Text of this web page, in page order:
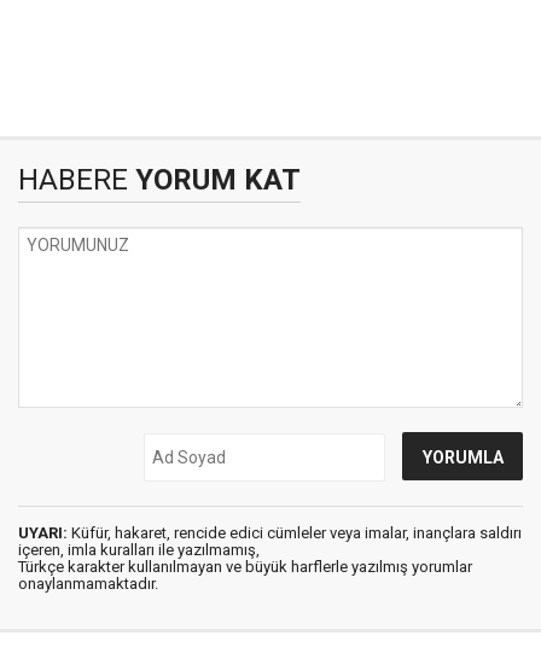
HABERE YORUM KAT
UYARI: Küfür, hakaret, rencide edici cümleler veya imalar, inançlara saldırı
içeren, imla kuralları ile yazılmamış,
Türkçe karakter kullanılmayan ve büyük harflerle yazılmış yorumlar
onaylanmamaktadır.